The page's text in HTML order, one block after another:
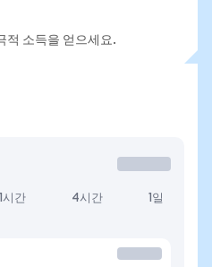
적 소득을 얻으세요.
1시간 4시간 1일